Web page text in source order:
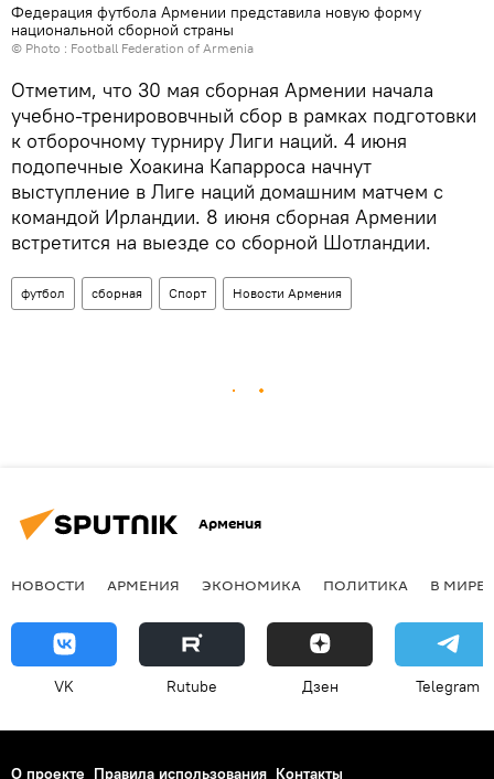
Федерация футбола Армении представила новую форму
национальной сборной страны
© Photo : Football Federation of Armenia
Отметим, что 30 мая сборная Армении начала
учебно-тренирововчный сбор в рамках подготовки
к отборочному турниру Лиги наций. 4 июня
подопечные Хоакина Капарроса начнут
выступление в Лиге наций домашним матчем с
командой Ирландии. 8 июня сборная Армении
встретится на выезде со сборной Шотландии.
футбол сборная Спорт Новости Армения
Армения
НОВОСТИ АРМЕНИЯ ЭКОНОМИКА ПОЛИТИКА В МИРЕ
VK Rutube Дзен Telegram
О проекте Правила использования Контакты